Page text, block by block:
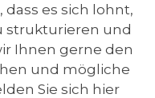
es sich lohnt,
strukturieren und
Ihnen gerne den
und mögliche
Sie sich hier